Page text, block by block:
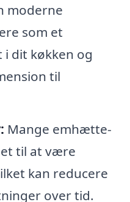
moderne
som et
dit køkken og
til
Mange emhætte-
til at være
kan reducere
over tid.